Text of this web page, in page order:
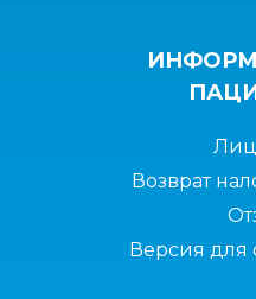
Возврат
Версия для